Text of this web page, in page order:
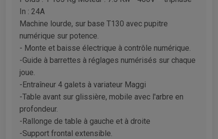
In : 24A
Machine lourde, sur base T130 avec pupitre
numérique sur potence.
- Monte et baisse électrique à contrôle numérique.
-Guide à barrettes à réglages numérisés sur chaque
joue.
-Entraîneur 4 galets à variateur Maggi
-Table avant sur glissière, mobile avec l'arbre en
profondeur.
-Rallonge de table à gauche et à droite
-Support frontal extensible.